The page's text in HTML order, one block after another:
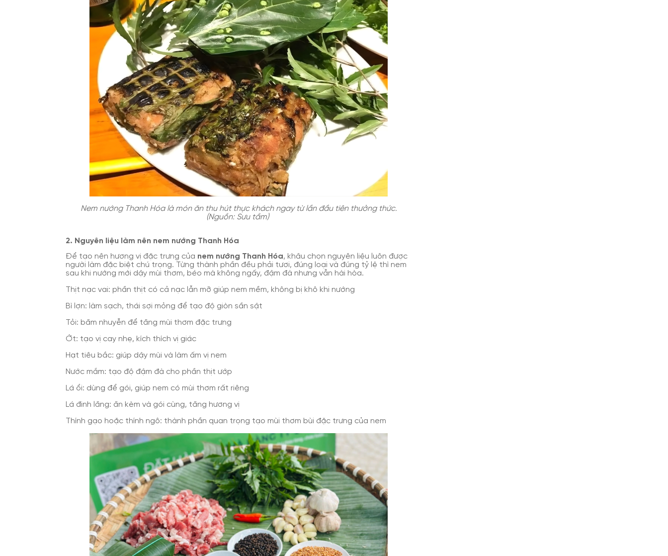
Nem nướng Thanh Hóa là món ăn thu hút thực khách ngay từ lần đầu tiên thưởng thức.
(Nguồn: Sưu tầm)
2. Nguyên liệu làm nên nem nướng Thanh Hóa
Để tạo nên hương vị đặc trưng của nem nướng Thanh Hóa, khâu chọn nguyên liệu luôn được
người làm đặc biệt chú trọng. Từng thành phần đều phải tươi, đúng loại và đúng tỷ lệ thì nem
sau khi nướng mới dậy mùi thơm, béo mà không ngấy, đậm đà nhưng vẫn hài hòa.
Thịt nạc vai: phần thịt có cả nạc lẫn mỡ giúp nem mềm, không bị khô khi nướng
Bì lợn: làm sạch, thái sợi mỏng để tạo độ giòn sần sật
Tỏi: băm nhuyễn để tăng mùi thơm đặc trưng
Ớt: tạo vị cay nhẹ, kích thích vị giác
Hạt tiêu bắc: giúp dậy mùi và làm ấm vị nem
Nước mắm: tạo độ đậm đà cho phần thịt ướp
Lá ổi: dùng để gói, giúp nem có mùi thơm rất riêng
Lá đinh lăng: ăn kèm và gói cùng, tăng hương vị
Thính gạo hoặc thính ngô: thành phần quan trọng tạo mùi thơm bùi đặc trưng của nem